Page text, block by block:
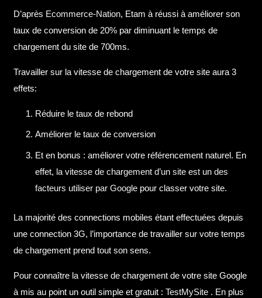
D’après Ecommerce-Nation, Etam à réussi à améliorer son
taux de conversion de 20% par diminuant le temps de
chargement du site de 700ms.
Travailler sur la vitesse de chargement de votre site aura 3
effets:
Réduire le taux de rebond
Améliorer le taux de conversion
Et en bonus : améliorer votre référencement naturel. En
effet, la vitesse de chargement d’un site est un des
facteurs utiliser par Google pour classer votre site.
La majorité des connections mobiles étant effectuées depuis
une connection 3G, l’importance de travailler sur votre temps
de chargement prend tout son sens.
Pour connaître la vitesse de chargement de votre site Google
à mis au point un outil simple et gratuit : TestMySite. En plus